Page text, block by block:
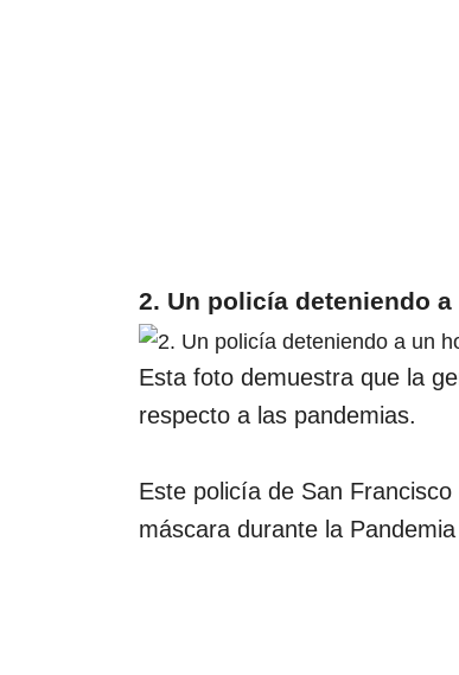
2. Un policía deteniendo
Esta foto demuestra que la
respecto a las pandemias.
Este policía de San
máscara durante la